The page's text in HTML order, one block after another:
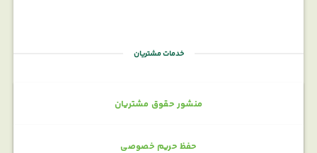
خدمات مشتریان
منشور حقوق مشتریان
حفظ حریم خصوصی